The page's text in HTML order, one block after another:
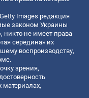
Images редакция
законом Украины
никто не имеет права
середина» их
воспроизводству,
зрения,